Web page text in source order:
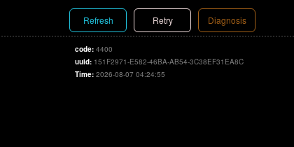
Refresh Retry Diagnosis
code: 4400
uuid: 151F2971-E582-46BA-AB54-3C38EF31EA8C
Time: 2026-08-07 04:24:55